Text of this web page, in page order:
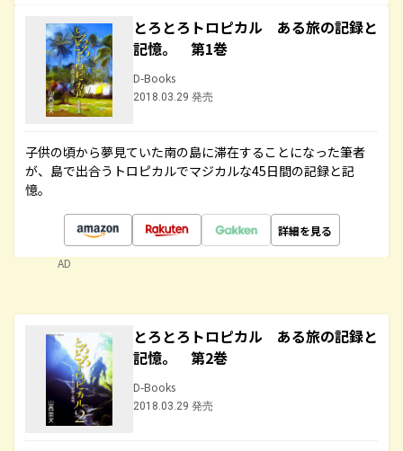
とろとろトロピカル ある旅の記録と
記憶。 第1巻
D-Books
2018.03.29 発売
子供の頃から夢見ていた南の島に滞在することになった筆者
が、島で出合うトロピカルでマジカルな45日間の記録と記
憶。
詳細を見る
AD
とろとろトロピカル ある旅の記録と
記憶。 第2巻
D-Books
2018.03.29 発売